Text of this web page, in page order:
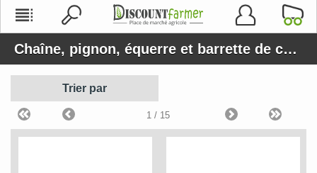
Chaîne, pignon, équerre et barrette de convoyeur
Trier par
1 / 15